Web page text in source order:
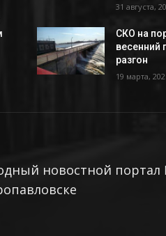
31 августа,
СКО на
весенний
разгон
19 марта,
новостной портал